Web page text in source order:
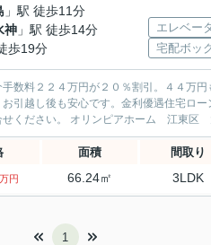
」駅 徒歩11分
神 」駅 徒歩14分
歩19分
エレベー
宅配ボッ
料２２４万円が２０％割引。４４万円
引越し後も安心です。金利優遇住宅ロ
せください。 オリンピアホーム 江東
面積 間取り
万円 66.24㎡ 3LDK
1